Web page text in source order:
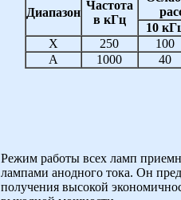
Диапазон
Частота
в кГц
10
Х
250
100
А
1000 40
Режим работы всех ламп
лампами анодного тока. Он
получения высокой